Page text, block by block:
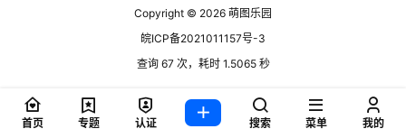
Copyright © 2026 萌图乐园
皖ICP备2021011157号-3
查询 67 次，耗时 1.5065 秒
首页 专题 认证 搜索 菜单 我的